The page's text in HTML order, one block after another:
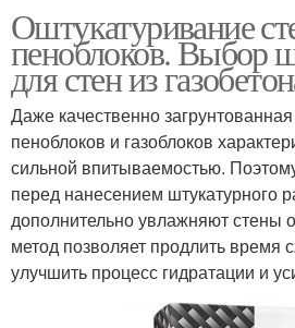
Оштукатуривание
пеноблоков. Выбор
для стен из
Даже качественно
пеноблоков и газоблоков
сильной впитываемостью.
перед нанесением штукатурного
дополнительно увлажняют стены
метод позволяет продлить время
улучшить процесс гидратации и